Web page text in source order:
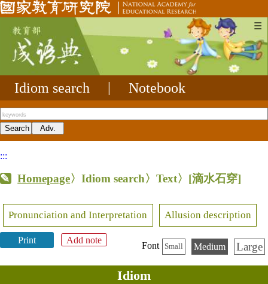
☰
Idiom search Notebook
:::
Homepage〉Idiom search〉Text〉 [滴水石穿]
Pronunciation and Interpretation Allusion description
Print Add note
Font Small Medium Large
Idiom